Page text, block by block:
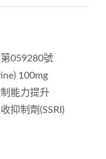
第059280號
100mg
能力提升
抑制劑(SSRI)